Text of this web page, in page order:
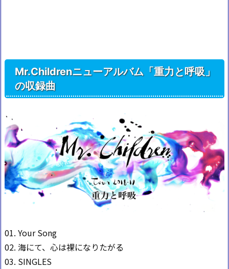
Mr.Childrenニューアルバム「重力と呼吸」
の収録曲
01. Your Song
02. 海にて、心は裸になりたがる
03. SINGLES